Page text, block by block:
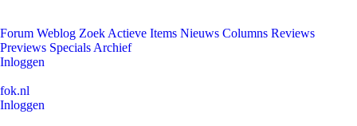
Forum Weblog Zoek Actieve Items Nieuws Columns Reviews
Previews Specials Archief
Inloggen
fok.nl
Inloggen